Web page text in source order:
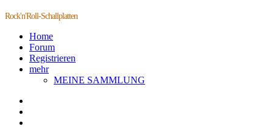
Rock'n'Roll-Schallplatten
Home
Forum
Registrieren
mehr
MEINE SAMMLUNG